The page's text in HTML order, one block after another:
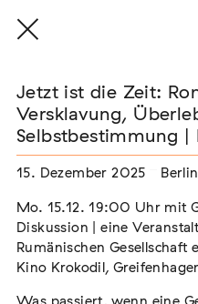
THE THREAD THAT
DER HÄLT
22. Juli 2026 - 04.
Jetzt ist die Zeit:
Versklavung,
Selbstbestimmung |
15. Dezember 2025 Berlin
Mo. 15.12. 19:00 Uhr mit
Diskussion | eine
Rumänischen
Kino Krokodil,